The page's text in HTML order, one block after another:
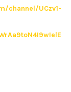
channel/UCzv1-